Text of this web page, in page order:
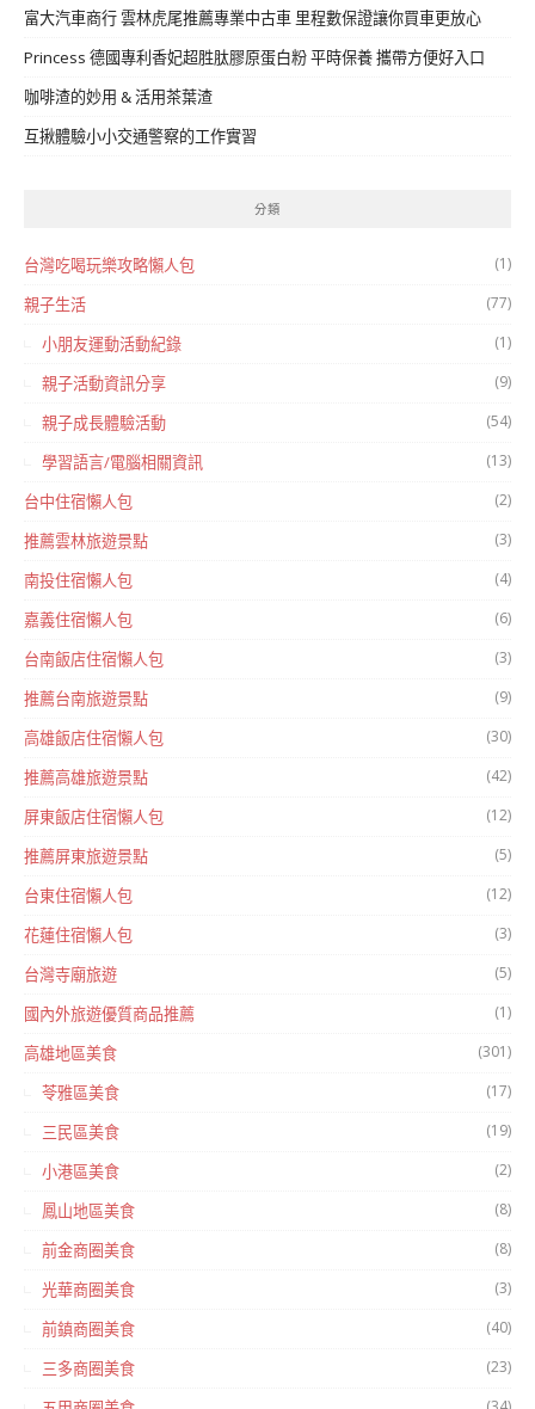
富大汽車商行 雲林虎尾推薦專業中古車 里程數保證讓你買車更放心
Princess 德國專利香妃超胜肽膠原蛋白粉 平時保養 攜帶方便好入口
咖啡渣的妙用 & 活用茶葉渣
互揪體驗小小交通警察的工作實習
分類
台灣吃喝玩樂攻略懶人包 (1)
親子生活 (77)
小朋友運動活動紀錄 (1)
親子活動資訊分享 (9)
親子成長體驗活動 (54)
學習語言/電腦相關資訊 (13)
台中住宿懶人包 (2)
推薦雲林旅遊景點 (3)
南投住宿懶人包 (4)
嘉義住宿懶人包 (6)
台南飯店住宿懶人包 (3)
推薦台南旅遊景點 (9)
高雄飯店住宿懶人包 (30)
推薦高雄旅遊景點 (42)
屏東飯店住宿懶人包 (12)
推薦屏東旅遊景點 (5)
台東住宿懶人包 (12)
花蓮住宿懶人包 (3)
台灣寺廟旅遊 (5)
國內外旅遊優質商品推薦 (1)
高雄地區美食 (301)
苓雅區美食 (17)
三民區美食 (19)
小港區美食 (2)
鳳山地區美食 (8)
前金商圈美食 (8)
光華商圈美食 (3)
前鎮商圈美食 (40)
三多商圈美食 (23)